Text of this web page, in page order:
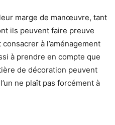
marge de manœuvre, tant
ils peuvent faire preuve
à l’aménagement
à prendre en compte que
de décoration peuvent
ne plaît pas forcément à